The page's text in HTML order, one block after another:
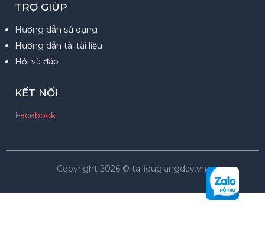
TRỢ GIÚP
Hướng dẫn sử dụng
Hướng dẫn tải tài liệu
Hỏi và đáp
KẾT NỐI
Facebook
Copyright 2026 © tailieugiangday.vn.